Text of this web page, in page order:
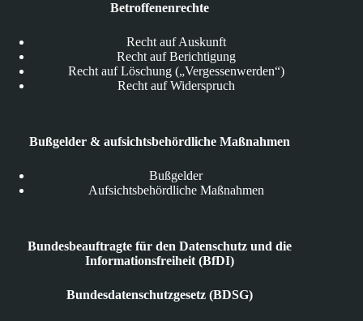
Betroffenenrechte
Recht auf Auskunft
Recht auf Berichtigung
Recht auf Löschung („Vergessenwerden“)
Recht auf Widerspruch
Bußgelder & aufsichtsbehördliche Maßnahmen
Bußgelder
Aufsichtsbehördliche Maßnahmen
Bundesbeauftragte für den Datenschutz und die
Informationsfreiheit (BfDI)
Bundesdatenschutzgesetz (BDSG)